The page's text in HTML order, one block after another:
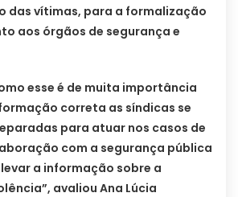
das vítimas, para a formalização
aos órgãos de segurança e
esse é de muita importância
correta as síndicas se
para atuar nos casos de
com a segurança pública
a informação sobre a
avaliou Ana Lúcia